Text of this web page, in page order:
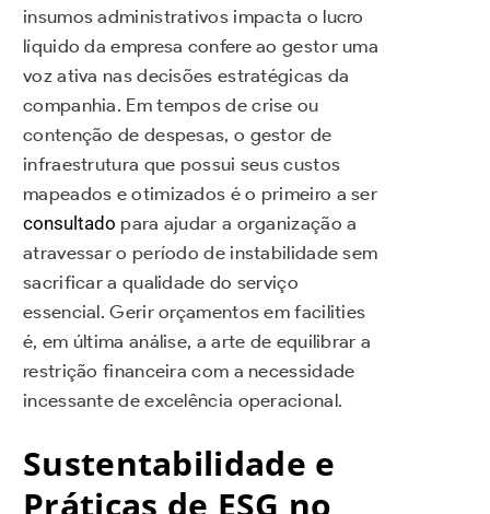
insumos administrativos impacta o lucro
líquido da empresa confere ao gestor uma
voz ativa nas decisões estratégicas da
companhia. Em tempos de crise ou
contenção de despesas, o gestor de
infraestrutura que possui seus custos
mapeados e otimizados é o primeiro a ser
consultado para ajudar a organização a
atravessar o período de instabilidade sem
sacrificar a qualidade do serviço
essencial. Gerir orçamentos em facilities
é, em última análise, a arte de equilibrar a
restrição financeira com a necessidade
incessante de excelência operacional.
Sustentabilidade e